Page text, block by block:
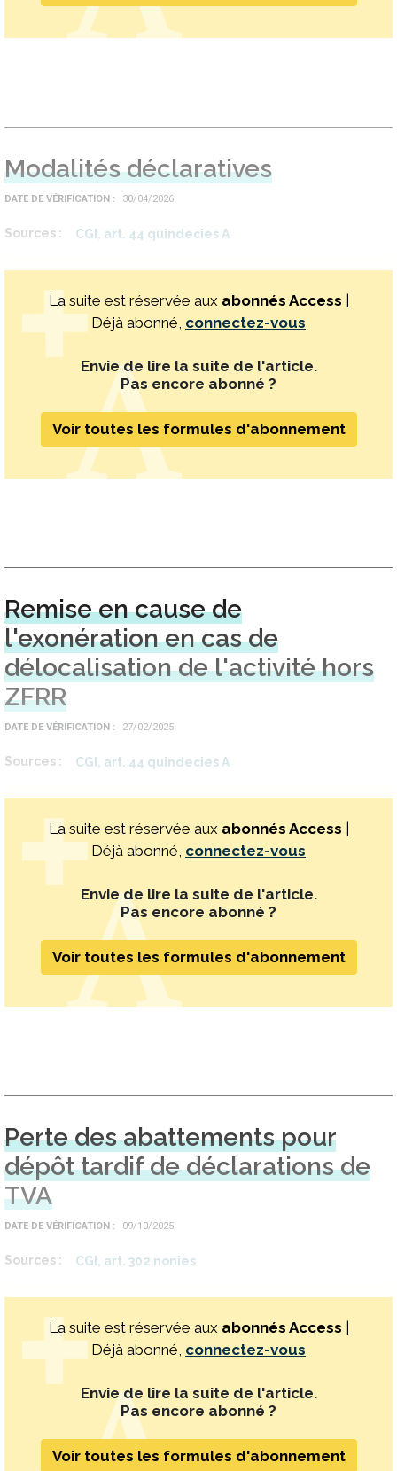
Modalités déclaratives
DATE DE VÉRIFICATION 30/04/2026
Sources CGI, art. 44 quindecies A
La suite est réservée aux abonnés Access |
Déjà abonné, connectez-vous
Envie de lire la suite de l'article.
Pas encore abonné ?
Voir toutes les formules d'abonnement
Remise en cause de
l'exonération en cas de
délocalisation de l'activité hors
ZFRR
DATE DE VÉRIFICATION 27/02/2025
Sources CGI, art. 44 quindecies A
La suite est réservée aux abonnés Access |
Déjà abonné, connectez-vous
Envie de lire la suite de l'article.
Pas encore abonné ?
Voir toutes les formules d'abonnement
Perte des abattements pour
dépôt tardif de déclarations de
TVA
DATE DE VÉRIFICATION 09/10/2025
Sources CGI, art. 302 nonies
La suite est réservée aux abonnés Access |
Déjà abonné, connectez-vous
Envie de lire la suite de l'article.
Pas encore abonné ?
Voir toutes les formules d'abonnement